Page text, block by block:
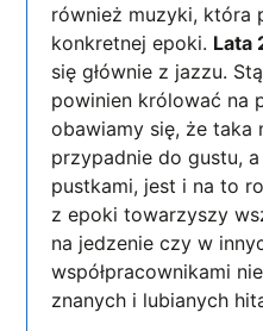
również muzyki, która
konkretnej epoki. Lata
się głównie z jazzu.
powinien królować na
obawiamy się, że taka
przypadnie do gustu,
pustkami, jest i na to
z epoki towarzyszy
na jedzenie czy w
współpracownikami
znanych i lubianych